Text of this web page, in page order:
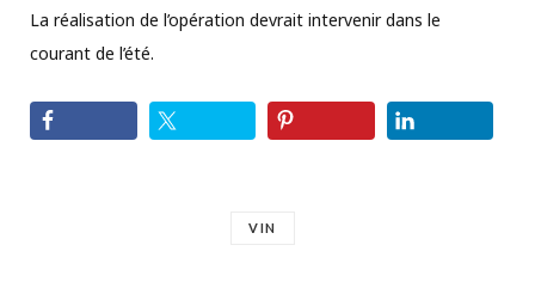
La réalisation de l’opération devrait intervenir dans le
courant de l’été.
VIN